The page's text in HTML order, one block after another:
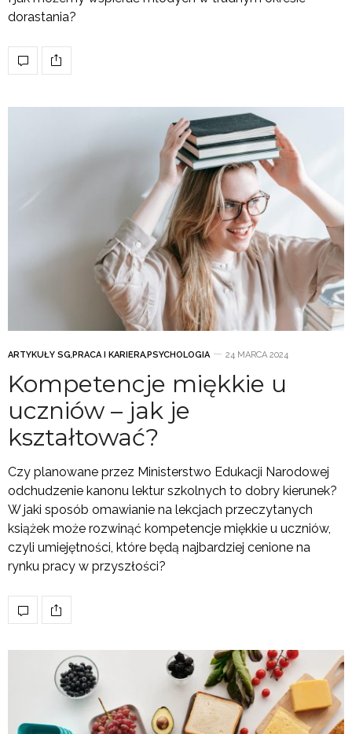
dorastania?
ARTYKUŁY SG,PRACA I KARIERA,PSYCHOLOGIA 24 MARCA 2024
Kompetencje miękkie u
uczniów – jak je
kształtować?
Czy planowane przez Ministerstwo Edukacji Narodowej
odchudzenie kanonu lektur szkolnych to dobry kierunek?
W jaki sposób omawianie na lekcjach przeczytanych
książek może rozwinąć kompetencje miękkie u uczniów,
czyli umiejętności, które będą najbardziej cenione na
rynku pracy w przyszłości?